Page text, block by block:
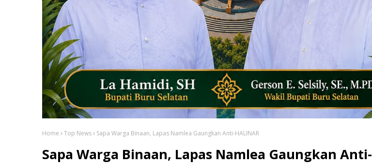
Home Top News Sapa Warga Binaan, Lapas Namlea Gaungkan Anti-HALINAR
Sapa Warga Binaan, Lapas Namlea Gaungkan Anti-